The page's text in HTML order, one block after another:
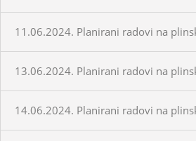
11.06.2024. Planirani radovi na
13.06.2024. Planirani radovi na
14.06.2024. Planirani radovi na